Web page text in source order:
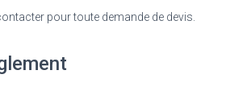
pour toute demande de devis.